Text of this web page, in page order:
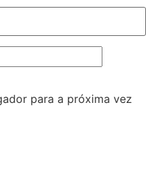
para a próxima vez